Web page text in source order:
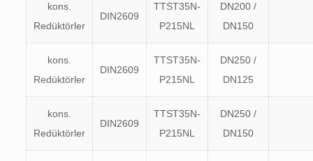
kons.
Redüktörler
DIN2609
TTST35N-
P215NL
DN200 /
DN150
kons.
Redüktörler
DIN2609
TTST35N-
P215NL
DN250 /
DN125
kons.
Redüktörler
DIN2609
TTST35N-
P215NL
DN250 /
DN150